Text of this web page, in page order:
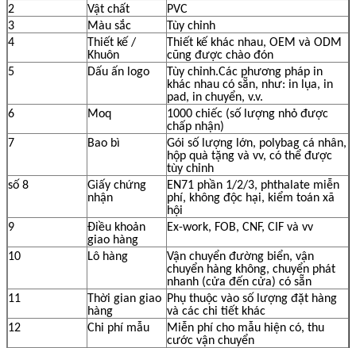
2
Vật chất
PVC
3
Màu sắc
Tùy chỉnh
4
Thiết kế /
Khuôn
Thiết kế khác nhau, OEM và ODM
cũng được chào đón
5
Dấu ấn logo
Tùy chỉnh.Các phương pháp in
khác nhau có sẵn, như: in lụa, in
pad, in chuyển, v.v.
6
Moq
1000 chiếc (số lượng nhỏ được
chấp nhận)
7
Bao bì
Gói số lượng lớn, polybag cá nhân,
hộp quà tặng và vv, có thể được
tùy chỉnh
số 8
Giấy chứng
nhận
EN71 phần 1/2/3, phthalate miễn
phí, không độc hại, kiểm toán xã
hội
9
Điều khoản
giao hàng
Ex-work, FOB, CNF, CIF và vv
10 Lô hàng
Vận chuyển đường biển, vận
chuyển hàng không, chuyển phát
nhanh (cửa đến cửa) có sẵn
11
Thời gian giao
hàng
Phụ thuộc vào số lượng đặt hàng
và các chi tiết khác
12
Chi phí mẫu
Miễn phí cho mẫu hiện có, thu
cước vận chuyển